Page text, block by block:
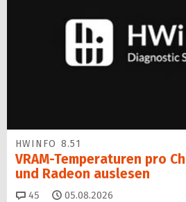
HWINFO 8.51
VRAM-Temperaturen pro
und Radeon auslesen
45 Kommentare
05.08.2026